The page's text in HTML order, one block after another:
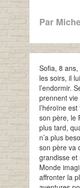
Par
Sofia, 8
les soirs, il
l’endormir.
prennent
l’héroïne
son père, le
plus tard,
n’a plus
son père va
grandisse et
Monde
affronter la